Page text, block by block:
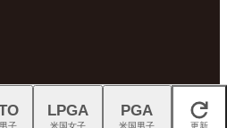
閉じる
子
LPGA
米国女子
PGA
米国男子 更新